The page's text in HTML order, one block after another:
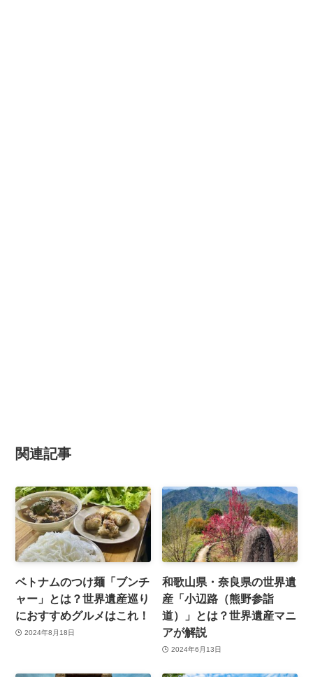
関連記事
ベトナムのつけ麺「ブンチ
ャー」とは？世界遺産巡り
におすすめグルメはこれ！
2024年8月18日
和歌山県・奈良県の世界遺
産「小辺路（熊野参詣
道）」とは？世界遺産マニ
アが解説
2024年6月13日